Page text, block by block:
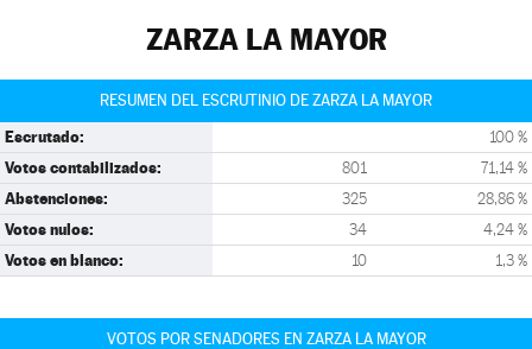
ZARZA LA MAYOR
RESUMEN DEL ESCRUTINIO DE ZARZA LA MAYOR
Escrutado: 100 %
Votos contabilizados: 801 71,14 %
Abstenciones: 325 28,86 %
Votos nulos: 34 4,24 %
Votos en blanco: 10 1,3 %
VOTOS POR SENADORES EN ZARZA LA MAYOR